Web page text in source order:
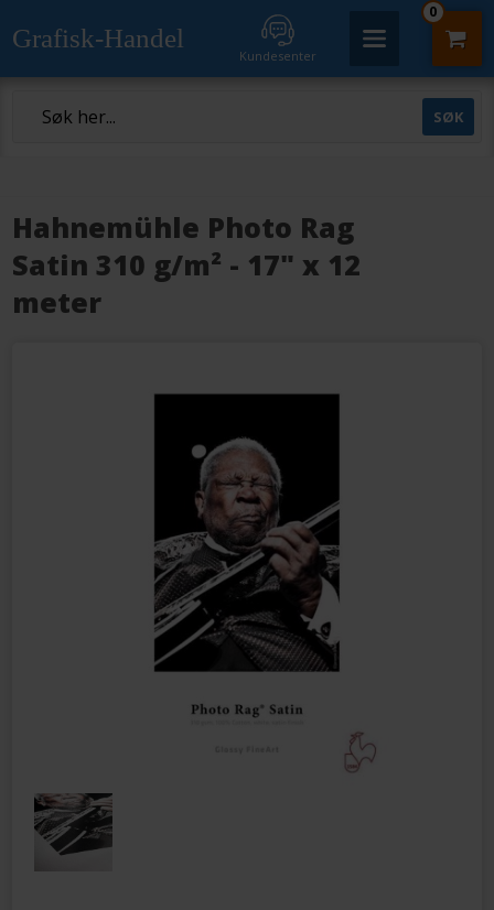
Grafisk-Handel
Kundesenter
0
Hahnemühle Photo Rag
Satin 310 g/m² - 17" x 12
meter